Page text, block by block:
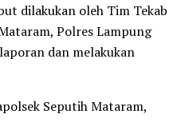
dilakukan oleh Tim Tekab
Polres Lampung
dan melakukan
Seputih Mataram,